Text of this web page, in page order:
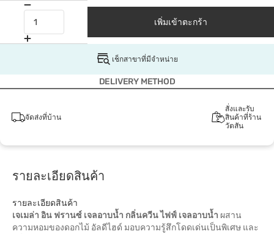
เพิ่มเข้าตะกร้า
เช็กสาขาที่มีจำหน่าย
DELIVERY METHOD
จัดส่งที่บ้าน
สั่งและรับ
สินค้าที่ร้าน
วัตสัน
รายละเอียดสินค้า
รายละเอียดสินค้า
เจเมล่า อิน ฟรานซ์ เจลอาบน้ำ กลิ่นควีน ไฟฟ์ เจลอาบน้ำ ผสาน
ความหอมของดอกไม้ อัลดีไฮด์ มอบความรู้สึกโดดเด่นเป็นพิเศษ และ